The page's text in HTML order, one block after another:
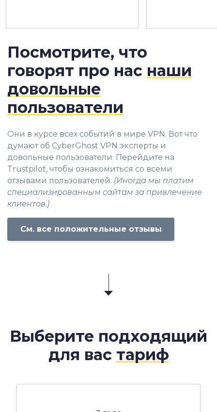
Посмотрите, что
говорят про нас наши
довольные
пользователи
Они в курсе всех событий в мире VPN. Вот что
думают об CyberGhost VPN эксперты и
довольные пользователи. Перейдите на
Trustpilot, чтобы ознакомиться со всеми
отзывами пользователей. (Иногда мы платим
специализированным сайтам за привлечение
клиентов.)
См. все положительные отзывы
Выберите подходящий
для вас тариф